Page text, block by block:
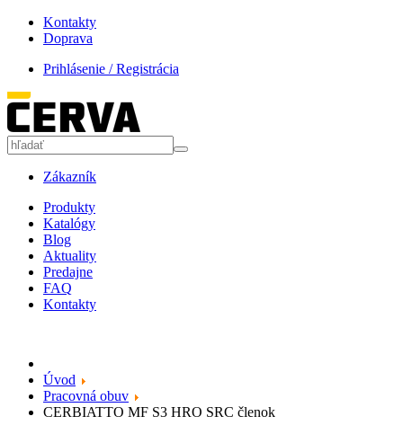
Kontakty
Doprava
Prihlásenie / Registrácia
Zákazník
Produkty
Katalógy
Blog
Aktuality
Predajne
FAQ
Kontakty
Úvod
Pracovná obuv
CERBIATTO MF S3 HRO SRC členok